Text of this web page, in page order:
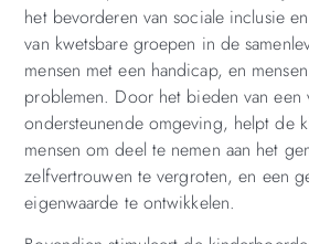
het bevorderen van sociale inclusie
van kwetsbare groepen in de
mensen met een handicap, en
problemen. Door het bieden van een
ondersteunende omgeving, helpt de
mensen om deel te nemen aan het
zelfvertrouwen te vergroten, en een
eigenwaarde te ontwikkelen.